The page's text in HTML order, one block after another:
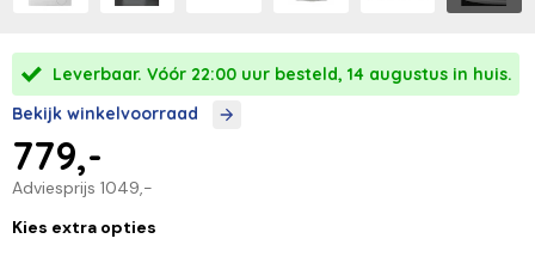
Leverbaar. Vóór 22:00 uur besteld, 14 augustus in huis.
Bekijk winkelvoorraad
Adviesprijs 1049,-
779,-
Kies extra opties